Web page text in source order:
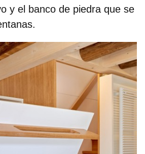
y el banco de piedra que se